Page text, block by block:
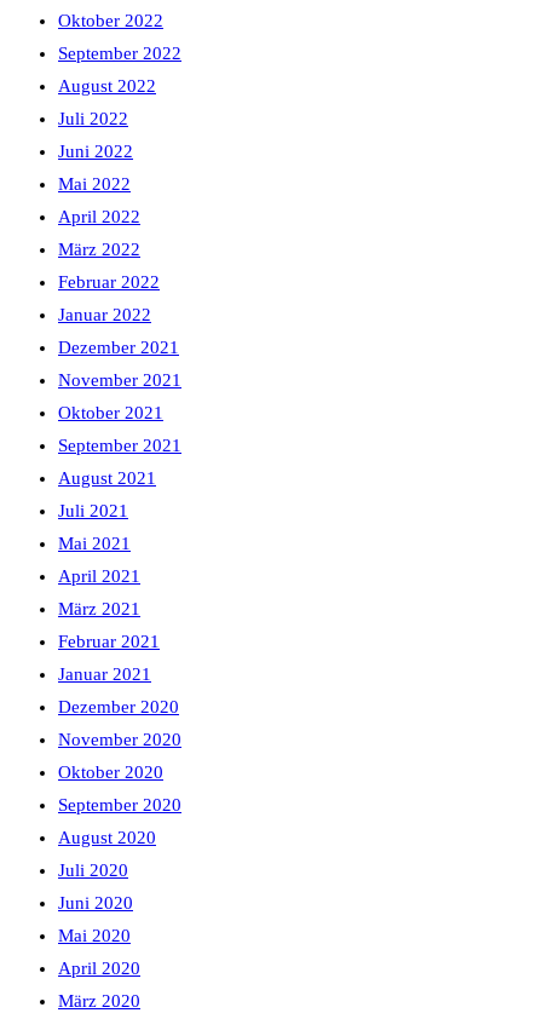
Oktober 2022
September 2022
August 2022
Juli 2022
Juni 2022
Mai 2022
April 2022
März 2022
Februar 2022
Januar 2022
Dezember 2021
November 2021
Oktober 2021
September 2021
August 2021
Juli 2021
Mai 2021
April 2021
März 2021
Februar 2021
Januar 2021
Dezember 2020
November 2020
Oktober 2020
September 2020
August 2020
Juli 2020
Juni 2020
Mai 2020
April 2020
März 2020